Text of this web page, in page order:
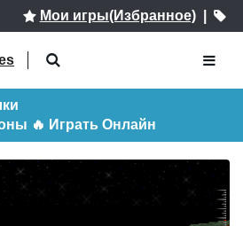
Мои игры(Избранное)|
🔥 Играть Онлайн